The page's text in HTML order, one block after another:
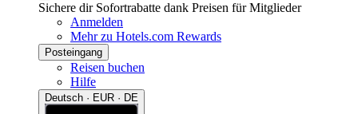
Sichere dir Sofortrabatte dank Preisen für Mitglieder
Anmelden
Mehr zu Hotels.com Rewards
Posteingang
Reisen buchen
Hilfe
Deutsch · EUR · DE